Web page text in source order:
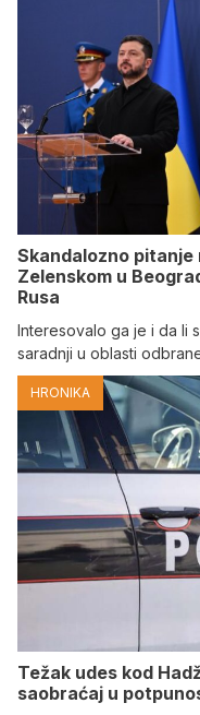
Skandalozno
Zelenskom u
Rusa
Interesovalo ga je i da li
saradnji u oblasti
HRONIKA
Težak udes kod
saobraćaj u